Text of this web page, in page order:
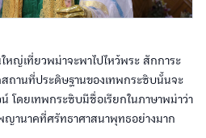
ใหญ่เที่ยวพม่าจะพาไปไหว้พระ สักการะ
ถานที่ประดิษฐานของเทพกระซิบนั้นจะ
โดยเทพกระซิบมีชื่อเรียกในภาษาพม่าว่า
ญานาคที่ศรัทธาศาสนาพุทธอย่างมาก